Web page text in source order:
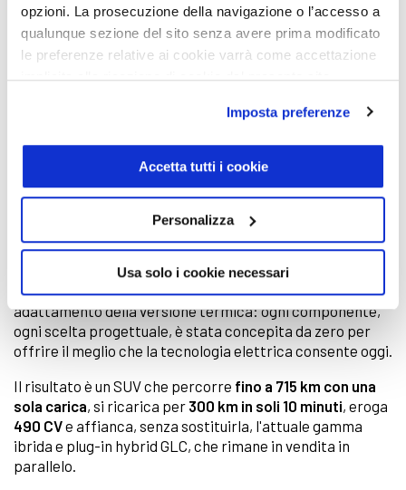
opzioni. La prosecuzione della navigazione o l’accesso a
qualunque sezione del sito senza avere prima modificato
le preferenze relative ai cookie varrà come accettazione
implicita alla ricezione di cookie dal presente sito.
Imposta preferenze
Accetta tutti i cookie
Personalizza
Usa solo i cookie necessari
Nuova Mercedes GLC 2026rappresenta una svolta
epocale nella storia del SUV più venduto di Mercedes-
Benz. Presentato in anteprima mondiale al Salone IAA di
Monaco di Baviera il 7 settembre 2025 e ordinabile in
Italia da ottobre 2025,Nuova GLC 100% elettrica
su una piattaforma dedicata, laMB.EA (Mercedes-Benz
Electric Architecture), pensata esclusivamente per la
propulsione elettrica a 800 volt. Non si tratta di un
adattamento della versione termica: ogni componente,
ogni scelta progettuale, è stata concepita da zero per
offrire il meglio che la tecnologia elettrica consente oggi.
Il risultato è un SUV che percorre fino a 715 km con una
sola carica, si ricarica per 300 km in soli 10 minuti, eroga
490 CVe affianca, senza sostituirla, l'attuale gamma
ibrida e plug-in hybrid GLC, che rimane in vendita in
parallelo.